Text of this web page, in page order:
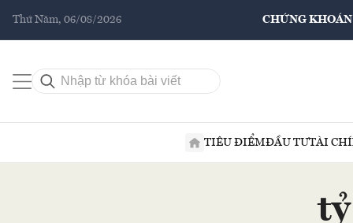
Thứ Năm, 06/08/2026 CHỨNG KHOÁN
TIÊU ĐIỂMĐẦU TƯTÀI